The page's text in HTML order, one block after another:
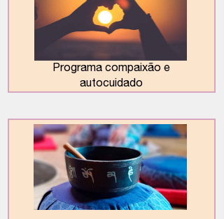
Programa compaixão e
autocuidado